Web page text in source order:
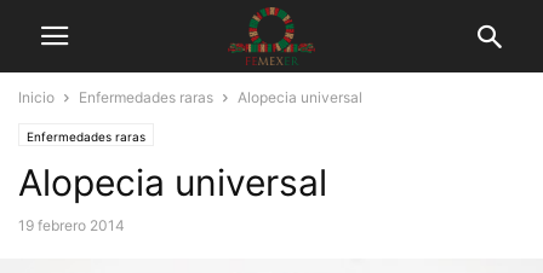
Inicio Enfermedades raras Alopecia universal
Enfermedades raras
Alopecia universal
19 febrero 2014